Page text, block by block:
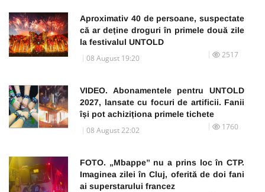
Aproximativ 40 de persoane, suspectate
că ar deține droguri în primele două zile
la festivalul UNTOLD
08 August 19:20 2517
VIDEO. Abonamentele pentru UNTOLD
2027, lansate cu focuri de artificii. Fanii
își pot achiziționa primele tichete
08 August 22:02 1760
FOTO. „Mbappe” nu a prins loc în CTP.
Imaginea zilei în Cluj, oferită de doi fani
ai superstarului francez